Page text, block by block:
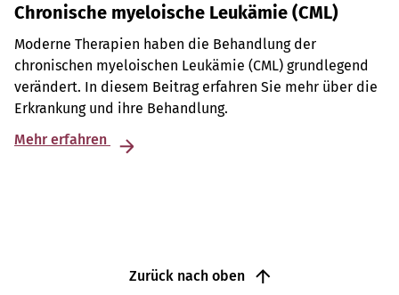
Chronische myeloische Leukämie (CML)
Moderne Therapien haben die Behandlung der
chronischen myeloischen Leukämie (CML) grundlegend
verändert. In diesem Beitrag erfahren Sie mehr über die
Erkrankung und ihre Behandlung.
Mehr erfahren
Zurück nach oben